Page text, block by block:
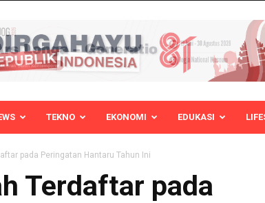
TEKNO EKONOMI EDUKASI
pada Peringatan Hantaru Tahun Ini
Terdaftar pada